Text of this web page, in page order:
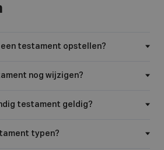
een testament opstellen?
nog wijzigen?
testament geldig?
typen?